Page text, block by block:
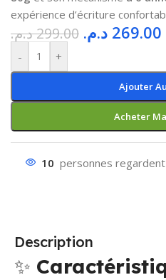
expérience d’écriture
299.00د.م. 269.00 د.م.
- +
Ajouter
Acheter
10 personnes
Description
✨